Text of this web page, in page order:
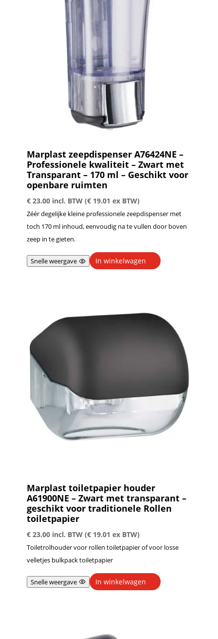
Marplast zeepdispenser A76424NE –
Professionele kwaliteit – Zwart met
Transparant – 170 ml – Geschikt voor
openbare ruimten
€23.00 incl. BTW (€19.01 ex BTW)
Zéér degelijke kleine professionele zeepdispenser met
toch 170 ml inhoud, eenvoudig na te vullen door boven
zeep in te gieten.
Snelle weergave In winkelwagen
Marplast toiletpapier houder
A61900NE – Zwart met transparant –
geschikt voor traditionele Rollen
toiletpapier
€23.00 incl. BTW (€19.01 ex BTW)
Toiletrolhouder voor rollen toiletpapier of voor losse
velletjes bulkpack toiletpapier
Snelle weergave In winkelwagen